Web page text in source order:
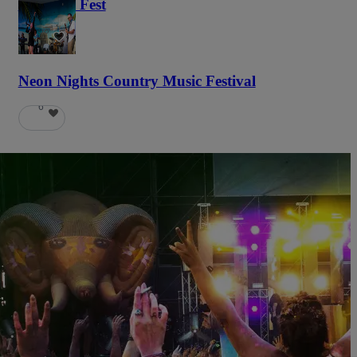
Haunted Fest
58
Neon Nights Country Music Festival
6